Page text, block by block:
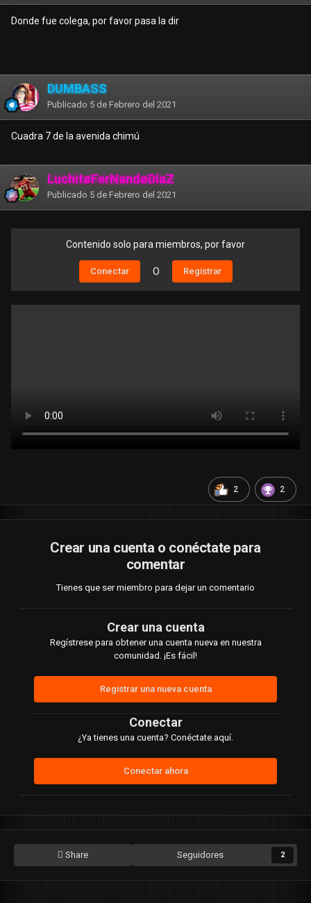
Donde fue colega, por favor pasa la dir
DUMBASS
Publicado 5 de Febrero del 2021
Cuadra 7 de la avenida chimú
LuchitøFerNandøDíaZ
Publicado 5 de Febrero del 2021
Contenido solo para miembros, por favor
Conectar O Registrar
2 2
Crear una cuenta o conéctate para
comentar
Tienes que ser miembro para dejar un comentario
Crear una cuenta
Regístrese para obtener una cuenta nueva en nuestra
comunidad. ¡Es fácil!
Registrar una nueva cuenta
Conectar
¿Ya tienes una cuenta? Conéctate aquí.
Conectar ahora
Share Seguidores 2